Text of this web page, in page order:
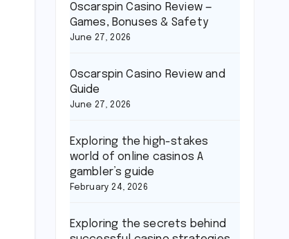
Oscarspin Casino Review —
Games, Bonuses & Safety
June 27, 2026
Oscarspin Casino Review and
Guide
June 27, 2026
Exploring the high-stakes
world of online casinos A
gambler’s guide
February 24, 2026
Exploring the secrets behind